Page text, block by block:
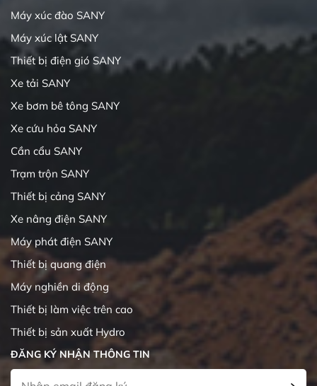
Máy xúc đào SANY
Máy xúc lật SANY
Thiết bị điện gió SANY
Xe tải SANY
Xe bơm bê tông SANY
Xe cứu hỏa SANY
Cần cẩu SANY
Trạm trộn SANY
Thiết bị cảng SANY
Xe nâng điện SANY
Máy phát điện SANY
Thiết bị quang điện
Máy nghiền di động
Thiết bị làm việc trên cao
Thiết bị sản xuất Hydro
ĐĂNG KÝ NHẬN THÔNG TIN